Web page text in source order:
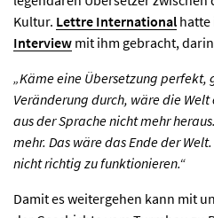
Kultur. Lettre International hatte
Interview mit ihm gebracht,
„Käme eine Übersetzung perfekt,
Veränderung durch, wäre die
aus der Sprache nicht mehr
mehr. Das wäre das Ende der
nicht richtig zu funktionieren.“
Damit es weitergehen kann mit